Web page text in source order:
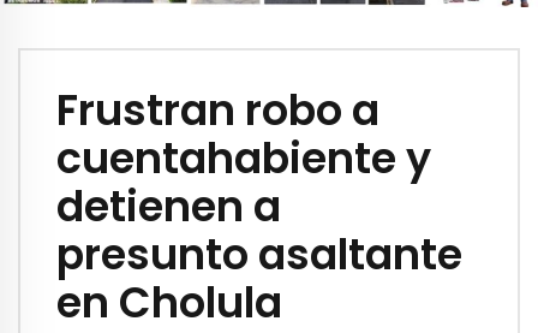
Frustran robo a
cuentahabiente y
detienen a
presunto asaltante
en Cholula